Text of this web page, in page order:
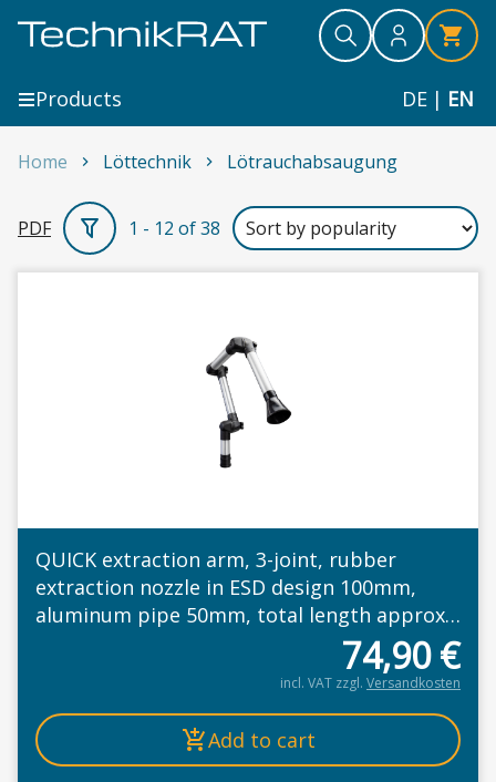
Search
Search
Search
DE | EN
Products
Home Löttechnik Lötrauchabsaugung
Lötrauchabsaugung
PDF 1 - 12 of 38
QUICK extraction arm, 3-joint, rubber
extraction nozzle in ESD design 100mm,
aluminum pipe 50mm, total length approx.
74,90€
incl. VAT zzgl. Versandkosten
Add to cart